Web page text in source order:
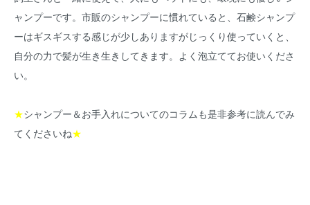
ャンプーです。市販のシャンプーに慣れていると、石鹸シャンプ
ーはギスギスする感じが少しありますがじっくり使っていくと、
自分の力で髪が生き生きしてきます。よく泡立ててお使いくださ
い。
★シャンプー＆お手入れについてのコラムも是非参考に読んでみ
てくださいね★